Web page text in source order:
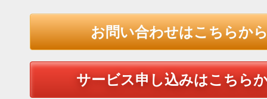
お問い合わせはこちらか
サービス申し込みはこちら